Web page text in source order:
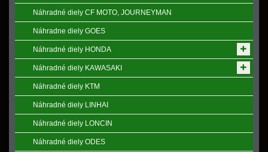
Náhradné diely CF MOTO, JOURNEYMAN
Náhradne diely GOES
Náhradné diely HONDA
Náhradné diely KAWASAKI
Náhradné diely KTM
Náhradné diely LINHAI
Náhradné diely LONCIN
Náhradné diely ODES